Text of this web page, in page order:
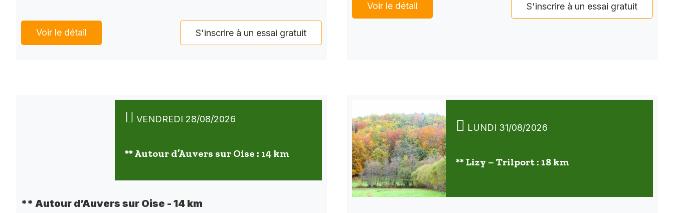
Voir le détail S'inscrire à un essai gratuit
Voir le détail S'inscrire à un essai gratuit
VENDREDI 28/08/2026
** Autour d’Auvers sur Oise : 14 km
** Autour d’Auvers sur Oise - 14 km
LUNDI 31/08/2026
** Lizy – Trilport : 18 km